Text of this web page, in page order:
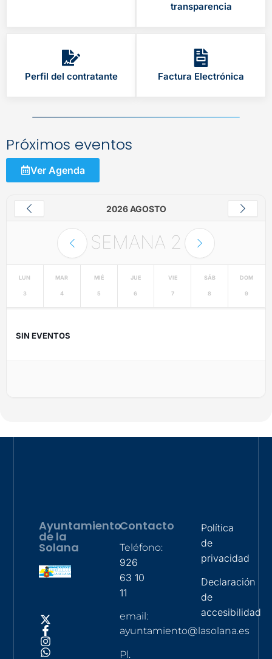
transparencia
Perfil del contratante Factura Electrónica
Próximos eventos
Ver Agenda
2026 AGOSTO
SEMANA 2
LUN
3
MAR
4
MIÉ
5
JUE
6
VIE
7
SÁB
8
DOM
9
SIN EVENTOS
Ayuntamiento
de la
Solana
Contacto
Teléfono:
926
63 10
11
email:
ayuntamiento@lasolana.es
Pl.
Política
de
privacidad
Declaración
de
accesibilidad